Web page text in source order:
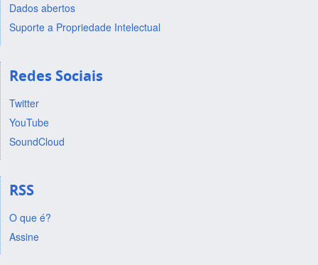
Dados abertos
Suporte a Propriedade Intelectual
Redes Sociais
Twitter
YouTube
SoundCloud
RSS
O que é?
Assine